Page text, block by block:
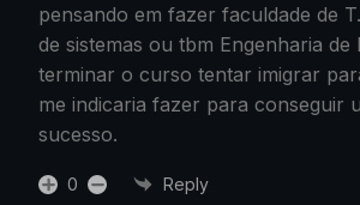
pensando em fazer faculdade de
de sistemas ou tbm Engenharia
terminar o curso tentar imigrar
me indicaria fazer para conseguir
sucesso.
0 Reply